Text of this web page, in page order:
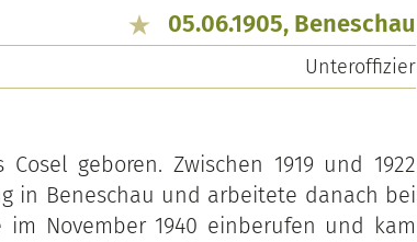
05.06.1905, Beneschau
Unteroffizier
geboren. Zwischen 1919 und 1922
in Beneschau und arbeitete danach bei
November 1940 einberufen und kam